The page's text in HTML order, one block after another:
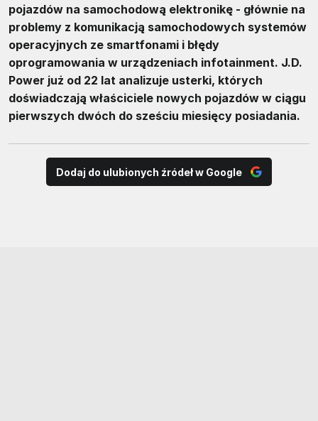
pojazdów na samochodową elektronikę - głównie na
problemy z komunikacją samochodowych systemów
operacyjnych ze smartfonami i błędy
oprogramowania w urządzeniach infotainment. J.D.
Power już od 22 lat analizuje usterki, których
doświadczają właściciele nowych pojazdów w ciągu
pierwszych dwóch do sześciu miesięcy posiadania.
Dodaj do ulubionych źródeł w Google